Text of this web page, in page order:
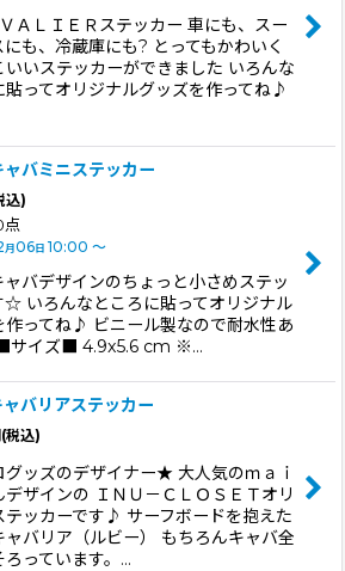
ＡＬＩＥＲステッカー 車にも、スー
にも、冷蔵庫にも? とってもかわいく
いいステッカーができました いろんな
貼ってオリジナルグッズを作ってね♪
ャバミニステッカー
込)
点
月06日 10:00 ～
ャバデザインのちょっと小さめステッ
☆ いろんなところに貼ってオリジナル
作ってね♪ ビニール製なので耐水性あ
サイズ■ 4.9x5.6 cm ※…
バリアステッカー
(税込)
グッズのデザイナー★ 大人気のｍａｉ
デザインの ＩＮＵ－ＣＬＯＳＥＴオリ
テッカーです♪ サーフボードを抱えた
ャバリア（ルビー） もちろんキャバ全
ろっています。…